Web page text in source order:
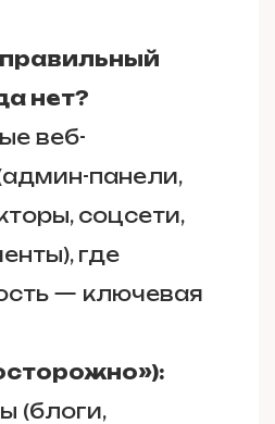
нет?
веб-
панели,
соцсети,
где
— ключевая
(блоги,